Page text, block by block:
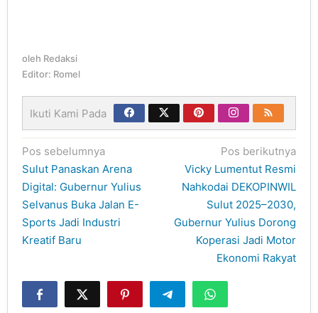
oleh Redaksi
Editor: Romel
Ikuti Kami Pada
Navigasi
pos
Pos sebelumnya
Sulut Panaskan Arena
Digital: Gubernur Yulius
Selvanus Buka Jalan E-
Sports Jadi Industri
Kreatif Baru
Pos berikutnya
Vicky Lumentut Resmi
Nahkodai DEKOPINWIL
Sulut 2025–2030,
Gubernur Yulius Dorong
Koperasi Jadi Motor
Ekonomi Rakyat